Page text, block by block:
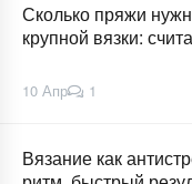
Сколько пряжи
крупной вязки:
10 Апр 1
Вязание как